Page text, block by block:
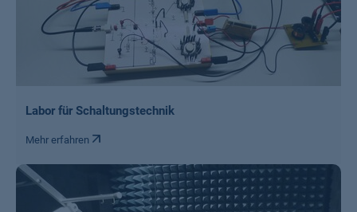
Labor für Schaltungstechnik
Mehr erfahren